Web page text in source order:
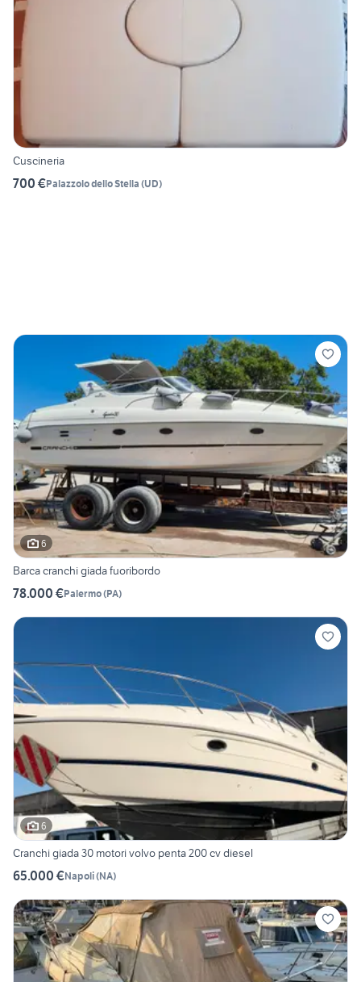
Cuscineria
700 €Palazzolo dello Stella (UD)
6
Barca cranchi giada fuoribordo
78.000 €Palermo(PA)
6
Cranchi giada 30 motori volvo penta 200 cv diesel
65.000 €Napoli(NA)